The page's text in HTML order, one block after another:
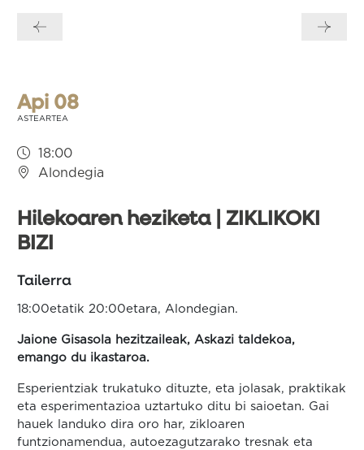
zehar
Api 08
ASTEARTEA
18:00
Alondegia
Hilekoaren heziketa | ZIKLIKOKI
BIZI
Tailerra
18:00etatik 20:00etara, Alondegian.
Jaione Gisasola hezitzaileak, Askazi taldekoa,
emango du ikastaroa.
Esperientziak trukatuko dituzte, eta jolasak, praktikak
eta esperimentazioa uztartuko ditu bi saioetan. Gai
hauek landuko dira oro har, zikloaren
funtzionamendua, autoezagutzarako tresnak eta